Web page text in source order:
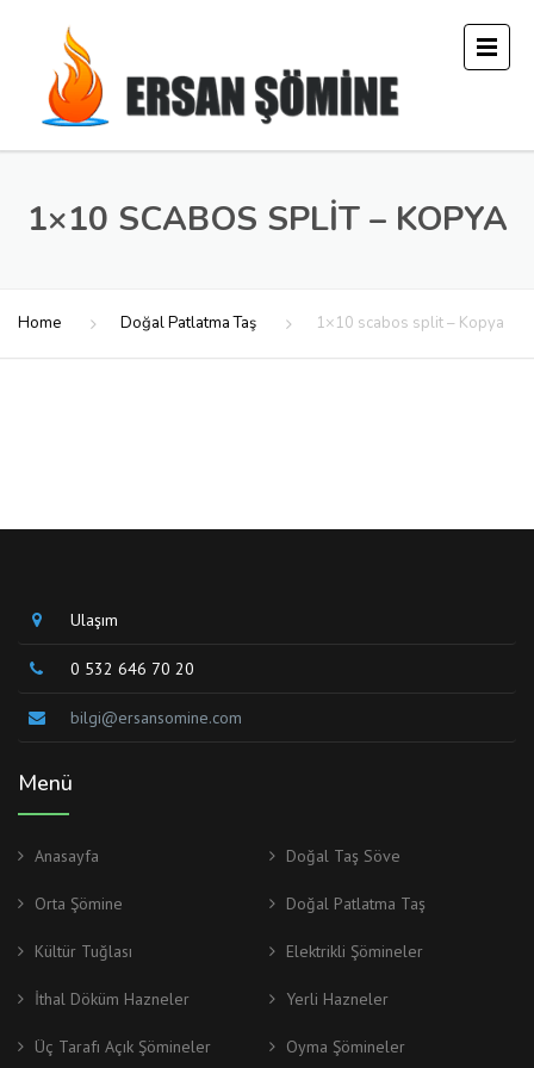
1×10 SCABOS SPLIT – KOPYA
Home Doğal Patlatma Taş 1×10 scabos split – Kopya
Ulaşım
0 532 646 70 20
bilgi@ersansomine.com
Menü
Anasayfa Doğal Taş Söve
Orta Şömine Doğal Patlatma Taş
Kültür Tuğlası Elektrikli Şömineler
İthal Döküm Hazneler Yerli Hazneler
Üç Tarafı Açık Şömineler Oyma Şömineler